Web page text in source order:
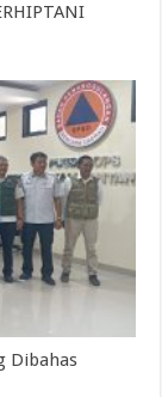
Dibahas